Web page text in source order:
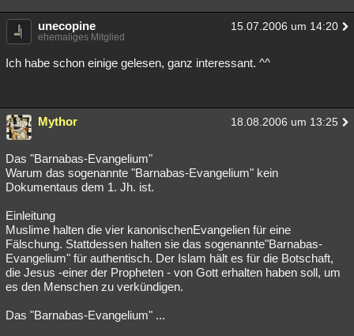
Musik Clash Verbesserungen Allmystery English
Übersichten
Besucht Teilgenommen Alle Neue Geschlossen
unecopine 15.07.2006 um 14:20
ehemaliges Mitglied
Ich habe schon einige gelesen, ganz interessant. ^^
Mythor 18.08.2006 um 13:25
Das "Barnabas-Evangelium"
Warum das sogenannte "Barnabas-Evangelium" kein
Dokumentaus dem 1. Jh. ist.
Einleitung
Muslime halten die vier kanonischenEvangelien für eine
Fälschung. Stattdessen halten sie das sogenannte"Barnabas-
Evangelium" für authentisch. Der Islam hält es für die Botschaft,
die Jesus -einer der Propheten - von Gott erhalten haben soll, um
es den Menschen zu verkündigen.
Das "Barnabas-Evangelium" ...